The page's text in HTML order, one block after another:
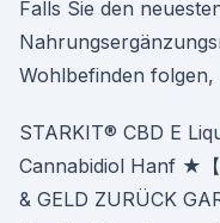
Falls Sie den
Wohlbefinden folgen,
STARKIT® CBD E
Cannabidiol Hanf ★
& GELD ZURÜCK